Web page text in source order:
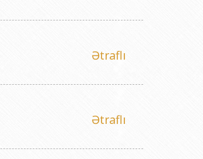
Ətraflı
Ətraflı